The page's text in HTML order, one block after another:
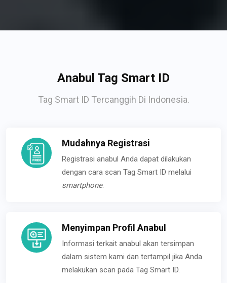
Anabul Tag Smart ID
Tag Smart ID Tercanggih Di Indonesia.
Mudahnya Registrasi
Registrasi anabul Anda dapat dilakukan
dengan cara scan Tag Smart ID melalui
smartphone.
Menyimpan Profil Anabul
Informasi terkait anabul akan tersimpan
dalam sistem kami dan tertampil jika Anda
melakukan scan pada Tag Smart ID.